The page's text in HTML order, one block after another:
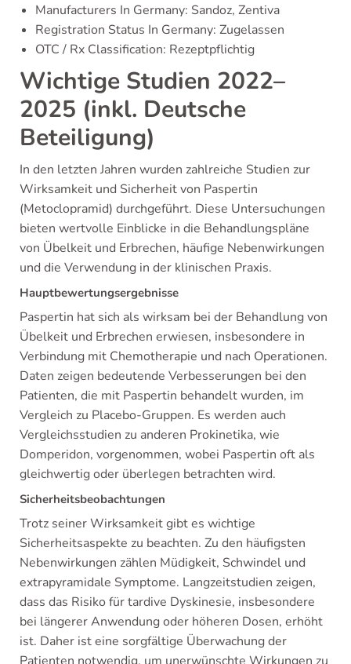
Manufacturers In Germany: Sandoz, Zentiva
Registration Status In Germany: Zugelassen
OTC / Rx Classification: Rezeptpflichtig
Wichtige Studien 2022–
2025 (inkl. Deutsche
Beteiligung)
In den letzten Jahren wurden zahlreiche Studien zur
Wirksamkeit und Sicherheit von Paspertin
(Metoclopramid) durchgeführt. Diese Untersuchungen
bieten wertvolle Einblicke in die Behandlungspläne
von Übelkeit und Erbrechen, häufige Nebenwirkungen
und die Verwendung in der klinischen Praxis.
Hauptbewertungsergebnisse
Paspertin hat sich als wirksam bei der Behandlung von
Übelkeit und Erbrechen erwiesen, insbesondere in
Verbindung mit Chemotherapie und nach Operationen.
Daten zeigen bedeutende Verbesserungen bei den
Patienten, die mit Paspertin behandelt wurden, im
Vergleich zu Placebo-Gruppen. Es werden auch
Vergleichsstudien zu anderen Prokinetika, wie
Domperidon, vorgenommen, wobei Paspertin oft als
gleichwertig oder überlegen betrachten wird.
Sicherheitsbeobachtungen
Trotz seiner Wirksamkeit gibt es wichtige
Sicherheitsaspekte zu beachten. Zu den häufigsten
Nebenwirkungen zählen Müdigkeit, Schwindel und
extrapyramidale Symptome. Langzeitstudien zeigen,
dass das Risiko für tardive Dyskinesie, insbesondere
bei längerer Anwendung oder höheren Dosen, erhöht
ist. Daher ist eine sorgfältige Überwachung der